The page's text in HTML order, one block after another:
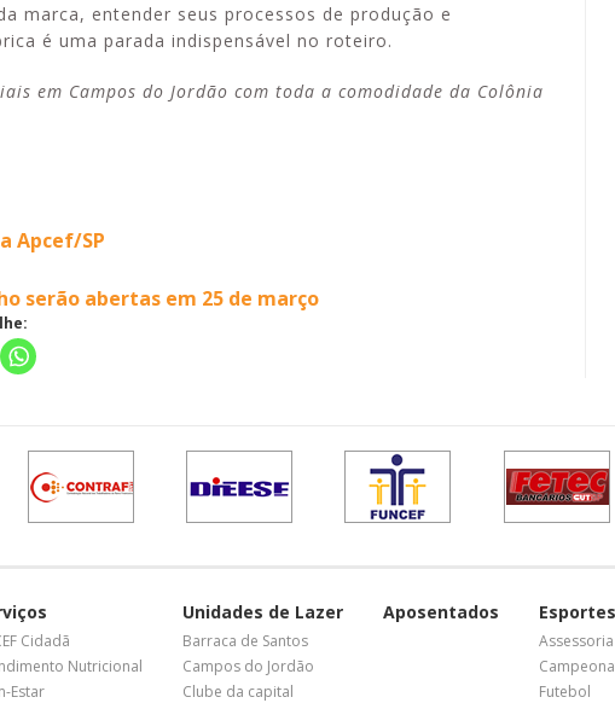
marca, entender seus processos de produção e
é uma parada indispensável no roteiro.
em Campos do Jordão com toda a comodidade da Colônia
Apcef/SP
serão abertas em 25 de março
Cidadã
Nutricional
Estar
Unidades de Lazer
Barraca de Santos
Campos do Jordão
Clube da capital
Aposentados Esportes
Futebol